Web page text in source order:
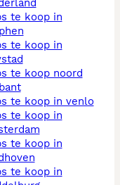
te koop in venlo